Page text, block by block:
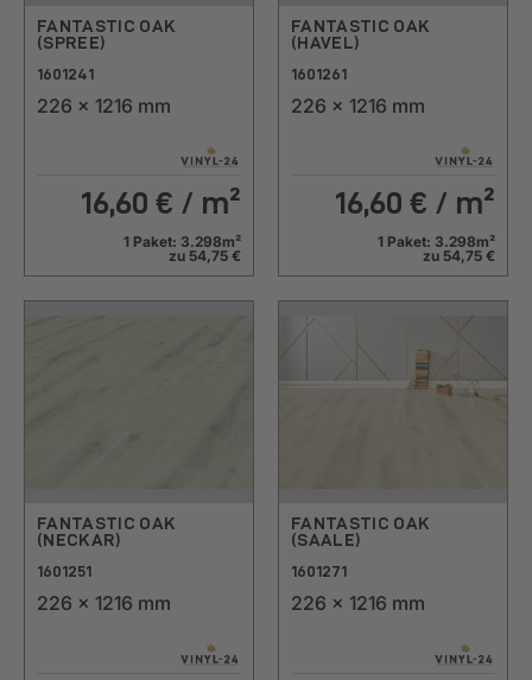
FANTASTIC OAK
(SPREE)
1601241
226 x 1216 mm
16,60 € / m²
1 Paket: 3.298m²
zu 54,75 €
FANTASTIC OAK
(HAVEL)
1601261
226 x 1216 mm
16,60 € / m²
1 Paket: 3.298m²
zu 54,75 €
FANTASTIC OAK
(NECKAR)
1601251
226 x 1216 mm
FANTASTIC OAK
(SAALE)
1601271
226 x 1216 mm